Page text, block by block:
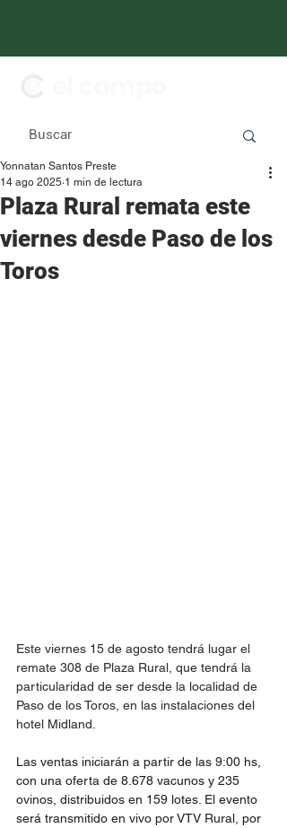
Plaza Rural remata este
viernes desde Paso de los
Toros
Yonnatan Santos Preste
14 ago 2025 1 min de lectura
Este viernes 15 de agosto tendrá lugar el
remate 308 de Plaza Rural, que tendrá la
particularidad de ser desde la localidad de
Paso de los Toros, en las instalaciones del
hotel Midland.
Las ventas iniciarán a partir de las 9:00 hs,
con una oferta de 8.678 vacunos y 235
ovinos, distribuidos en 159 lotes. El evento
será transmitido en vivo por VTV Rural, por